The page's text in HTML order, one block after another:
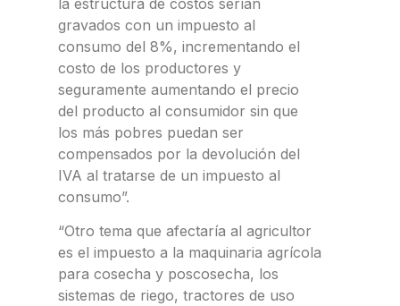
la estructura de costos serían
gravados con un impuesto al
consumo del 8%, incrementando el
costo de los productores y
seguramente aumentando el precio
del producto al consumidor sin que
los más pobres puedan ser
compensados por la devolución del
IVA al tratarse de un impuesto al
consumo”.
“Otro tema que afectaría al agricultor
es el impuesto a la maquinaria agrícola
para cosecha y poscosecha, los
sistemas de riego, tractores de uso